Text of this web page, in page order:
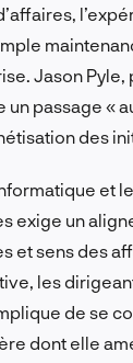
Jason
un passage «
des
et
exige un
et sens des
les
de se
dont elle